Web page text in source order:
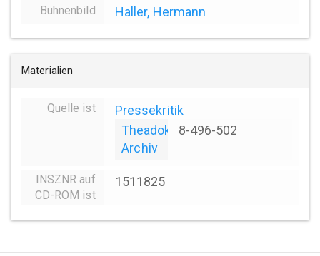
Bühnenbild Haller, Hermann
Materialien
Quelle ist
Pressekritik
Theadok
Archiv
8-496-502
INSZNR auf
CD-ROM ist
1511825